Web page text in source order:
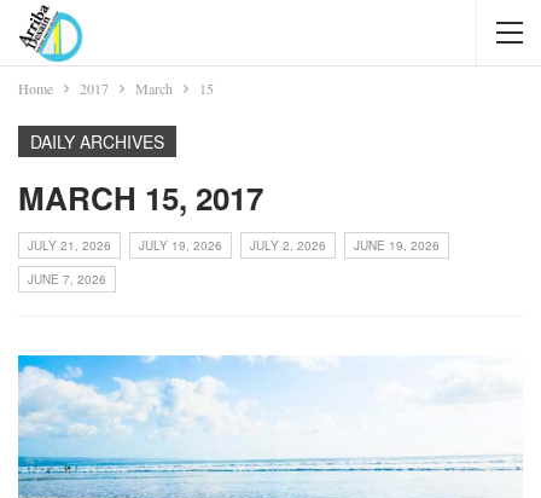
Home 2017 March 15
DAILY ARCHIVES
MARCH 15, 2017
JULY 21, 2026 JULY 19, 2026 JULY 2, 2026
JUNE 19, 2026
JUNE 7, 2026